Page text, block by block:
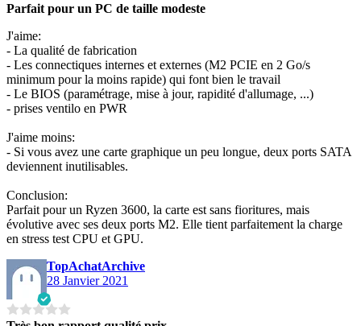
Parfait pour un PC de taille modeste
J'aime:
- La qualité de fabrication
- Les connectiques internes et externes (M2 PCIE en 2 Go/s
minimum pour la moins rapide) qui font bien le travail
- Le BIOS (paramétrage, mise à jour, rapidité d'allumage, ...)
- prises ventilo en PWR
J'aime moins:
- Si vous avez une carte graphique un peu longue, deux ports SATA
deviennent inutilisables.
Conclusion:
Parfait pour un Ryzen 3600, la carte est sans fioritures, mais
évolutive avec ses deux ports M2. Elle tient parfaitement la charge
en stress test CPU et GPU.
TopAchatArchive
28 Janvier 2021